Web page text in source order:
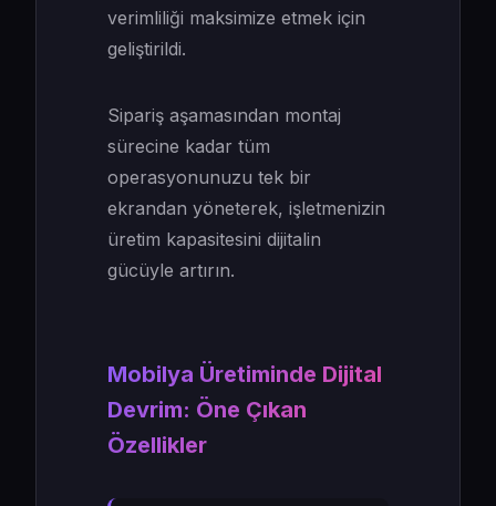
verimliliği maksimize etmek için
geliştirildi.
Sipariş aşamasından montaj
sürecine kadar tüm
operasyonunuzu tek bir
ekrandan yöneterek, işletmenizin
üretim kapasitesini dijitalin
gücüyle artırın.
Mobilya Üretiminde Dijital
Devrim: Öne Çıkan
Özellikler